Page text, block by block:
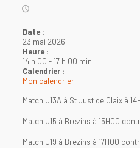
Date :
23 mai 2026
Heure :
14 h 00 -17 h 00 min
Calendrier :
Mon calendrier
Match U13A à St Just de Claix à
Match U15 à Brezins à 15H00
Match U19 à Brezins à 17H00